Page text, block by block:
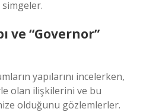
ve “Governor”
yapılarını incelerken,
olan ilişkilerini ve bu
olduğunu gözlemlerler.